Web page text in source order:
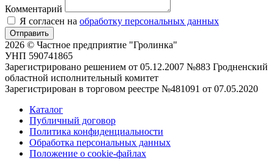
Комментарий
Я согласен на обработку персональных данных
Отправить
2026 © Частное предприятие "Гролинка"
УНП 590741865
Зарегистрировано решением от 05.12.2007 №883 Гродненский
областной исполнительный комитет
Зарегистрирован в торговом реестре №481091 от 07.05.2020
Каталог
Публичный договор
Политика конфиденциальности
Обработка персональных данных
Положение о cookie-файлах